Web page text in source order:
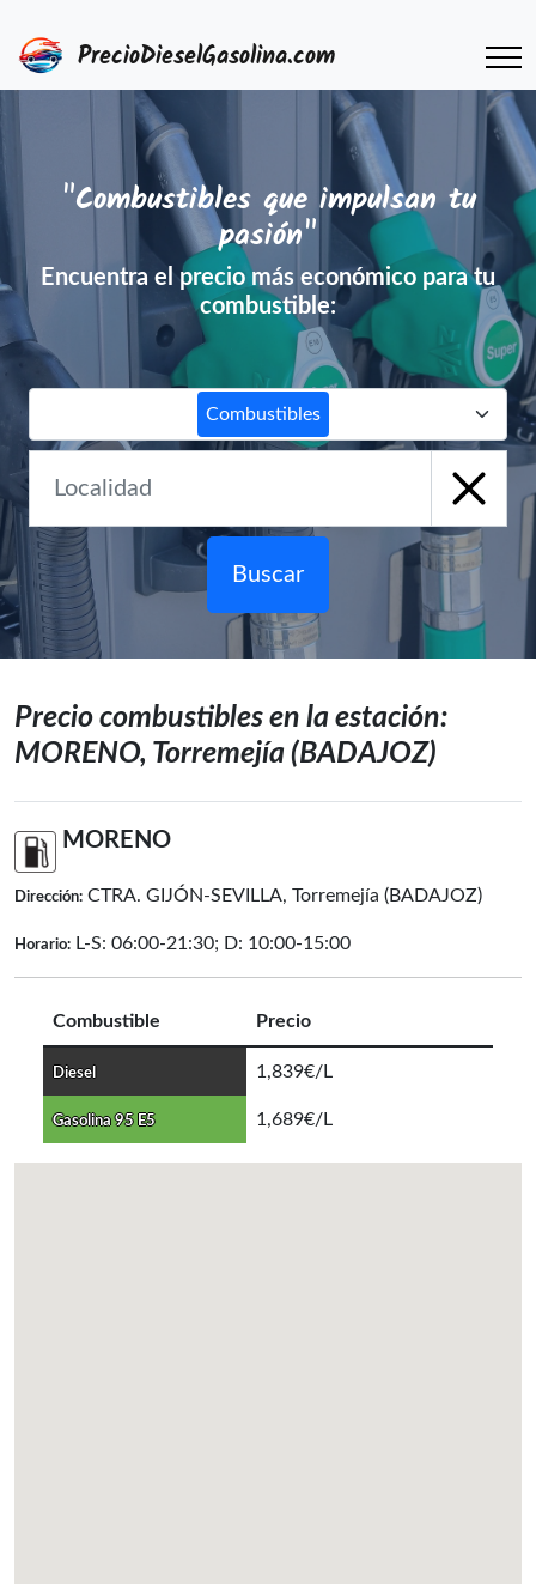
PrecioDieselGasolina.com
"Combustibles que impulsan tu
pasión"
Encuentra el precio más económico para tu
combustible:
Combustibles
Buscar
Precio combustibles en la estación:
MORENO, Torremejía (BADAJOZ)
MORENO
Dirección: CTRA. GIJÓN-SEVILLA, Torremejía (BADAJOZ)
Horario: L-S: 06:00-21:30; D: 10:00-15:00
Combustible Precio
Diesel 1,839€/L
Gasolina 95 E5 1,689€/L